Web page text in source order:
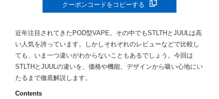
クーポンコードをコピーする
近年注目されてきたPOD型VAPE。その中でもSTLTHとJUULは高
い人気を誇っています。しかしそれぞれのレビューなどで比較し
ても、いま一つ違いがわからないこともあるでしょう。今回は
STLTHとJUULの違いを、価格や機能、デザインから吸い心地にい
たるまで徹底解説します。
Contents